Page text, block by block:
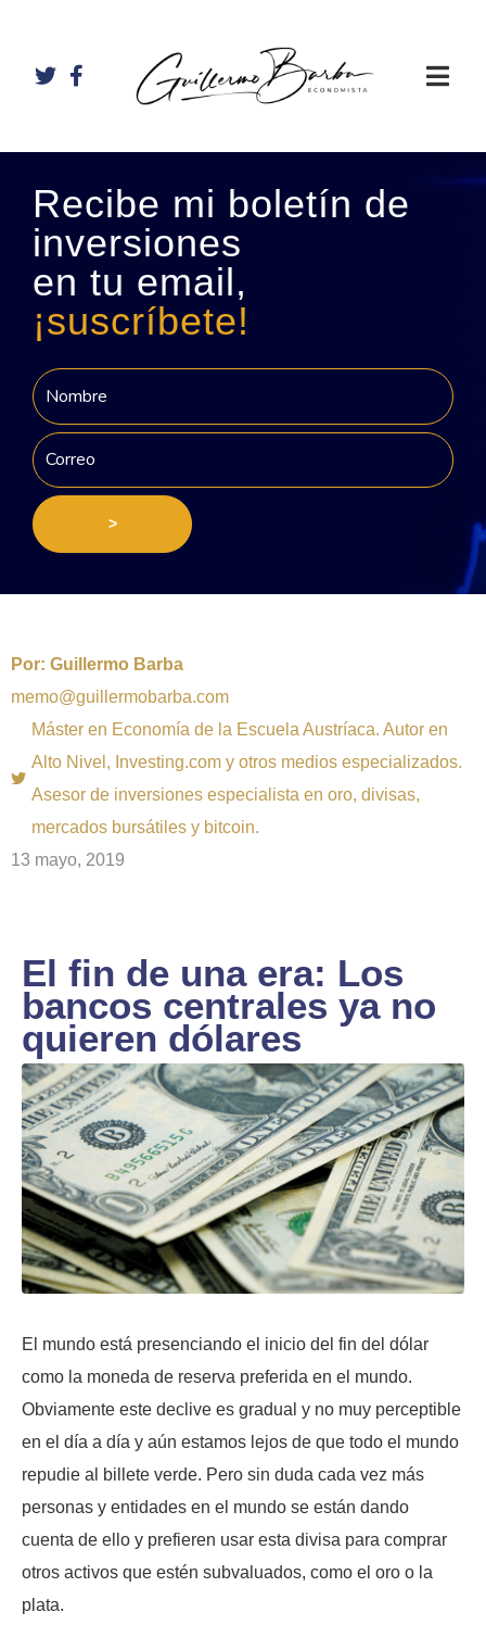
Recibe mi boletín de
inversiones
en tu email,
¡suscríbete!
>
Por: Guillermo Barba
memo@guillermobarba.com
Máster en Economía de la Escuela Austríaca. Autor en
Alto Nivel, Investing.com y otros medios especializados.
Asesor de inversiones especialista en oro, divisas,
mercados bursátiles y bitcoin.
13 mayo, 2019
El fin de una era: Los
bancos centrales ya no
quieren dólares
El mundo está presenciando el inicio del fin del dólar
como la moneda de reserva preferida en el mundo.
Obviamente este declive es gradual y no muy perceptible
en el día a día y aún estamos lejos de que todo el mundo
repudie al billete verde. Pero sin duda cada vez más
personas y entidades en el mundo se están dando
cuenta de ello y prefieren usar esta divisa para comprar
otros activos que estén subvaluados, como el oro o la
plata.